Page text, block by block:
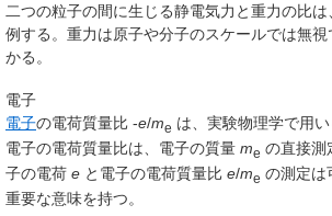
二つの粒子の間に生じる静電気力と重力の比
例する。重力は原子や分子のスケールでは無
かる。
電子
電子の電荷質量比 -e/me は、実験物理学で用
電子の電荷質量比は、電子の質量 me の直接測
子の電荷 e と電子の電荷質量比 e/me の測定は
重要な意味を持つ。